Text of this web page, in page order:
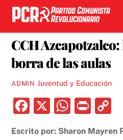
Skip
content
CCH
borra de las aulas
ADMIN Juventud y Educación
F
X
W P
Escrito por: Sharon Mayren